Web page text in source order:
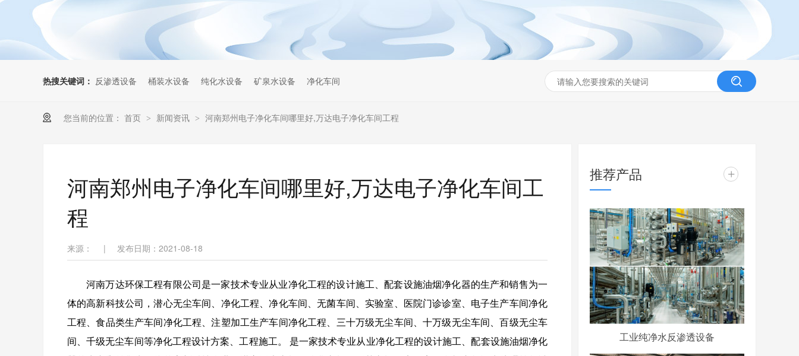
热搜关键词： 反渗透设备 桶装水设备 纯化水设备 矿泉水设备 净化车间
您当前的位置： 首页 > 新闻资讯 > 河南郑州电子净化车间哪里好,万达电子净化车间工程
河南郑州电子净化车间哪里好,万达电子净化车间工
程
来源： | 发布日期：2021-08-18
河南万达环保工程有限公司是一家技术专业从业净化工程的设计施工、配套设施油烟净化器的生产和销售为一
体的高新科技公司，潜心无尘车间、净化工程、净化车间、无菌车间、实验室、医院门诊诊室、电子生产车间净化
工程、食品类生产车间净化工程、注塑加工生产车间净化工程、三十万级无尘车间、十万级无尘车间、百级无尘车
间、千级无尘车间等净化工程设计方案、工程施工。
是一家技术专业从业净化工程的设计施工、配套设施油烟净化
推荐产品 +
工业纯净水反渗透设备